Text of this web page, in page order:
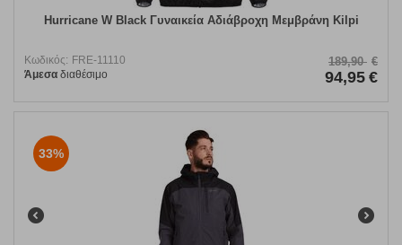
Hurricane W Black Γυναικεία Αδιάβροχη Μεμβράνη Kilpi
Κωδικός: FRE-11110
Άμεσα διαθέσιμο
189,90 €
94,95 €
33%